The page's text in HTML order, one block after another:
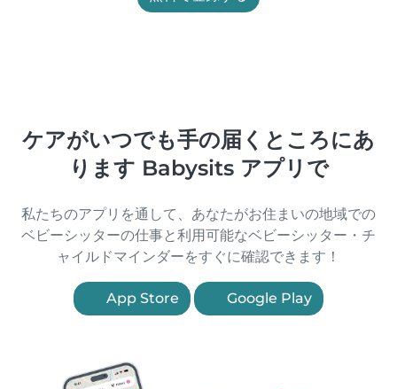
ケアがいつでも手の届くところにあ
ります Babysits アプリで
私たちのアプリを通して、あなたがお住まいの地域での
ベビーシッターの仕事と利用可能なベビーシッター・チ
ャイルドマインダーをすぐに確認できます！
App Store Google Play